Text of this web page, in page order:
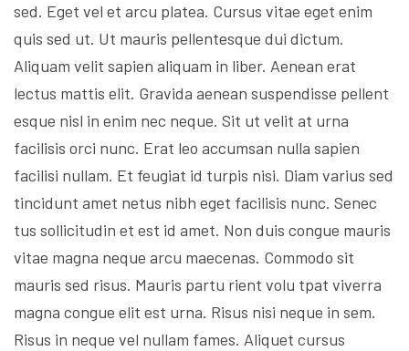
sed. Eget vel et arcu platea. Cursus vitae eget enim
quis sed ut. Ut mauris pellentesque dui dictum.
Aliquam velit sapien aliquam in liber. Aenean erat
lectus mattis elit. Gravida aenean suspendisse pellent
esque nisl in enim nec neque. Sit ut velit at urna
facilisis orci nunc. Erat leo accumsan nulla sapien
facilisi nullam. Et feugiat id turpis nisi. Diam varius sed
tincidunt amet netus nibh eget facilisis nunc. Senec
tus sollicitudin et est id amet. Non duis congue mauris
vitae magna neque arcu maecenas. Commodo sit
mauris sed risus. Mauris partu rient volu tpat viverra
magna congue elit est urna. Risus nisi neque in sem.
Risus in neque vel nullam fames. Aliquet cursus